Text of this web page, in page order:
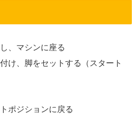
、マシンに座る
け、脚をセットする（スタート
ポジションに戻る